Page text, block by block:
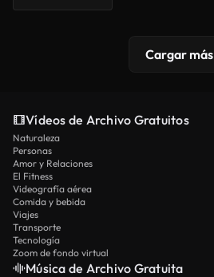
Cargar más
Vídeos de Archivo Gratuitos
Naturaleza
Personas
Amor y Relaciones
El Fitness
Videografía aérea
Comida y bebida
Viajes
Transporte
Tecnología
Zoom de fondo virtual
Música de Archivo Gratuita